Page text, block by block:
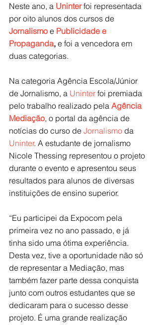
Neste ano, a Uninter foi representada
por oito alunos dos cursos de
Jornalismo e Publicidade e
Propaganda, e foi a vencedora em
duas categorias.
Na categoria Agência Escola/Júnior
de Jornalismo, a Uninter foi premiada
pelo trabalho realizado pela Agência
Mediação, o portal da agência de
notícias do curso de Jornalismo da
Uninter. A estudante de jornalismo
Nicole Thessing representou o projeto
durante o evento e apresentou seus
resultados para alunos de diversas
instituições de ensino superior.
“Eu participei da Expocom pela
primeira vez no ano passado, e já
tinha sido uma ótima experiência.
Desta vez, tive a oportunidade não só
de representar a Mediação, mas
também fazer parte dessa conquista
junto com outros estudantes que se
dedicaram para o sucesso desse
projeto. É uma grande realização